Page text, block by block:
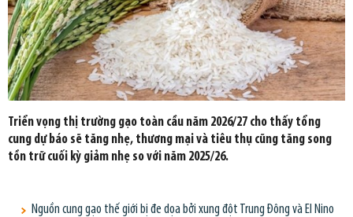
Triển vọng thị trường gạo toàn cầu năm 2026/27 cho thấy tổng
cung dự báo sẽ tăng nhẹ, thương mại và tiêu thụ cũng tăng song
tồn trữ cuối kỳ giảm nhẹ so với năm 2025/26.
Nguồn cung gạo thế giới bị đe dọa bởi xung đột Trung Đông và El Nino